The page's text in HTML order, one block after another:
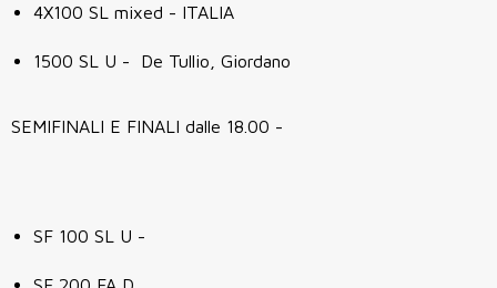
4X100 SL mixed - ITALIA
1500 SL U - De Tullio, Giordano
SEMIFINALI E FINALI dalle 18.00 -
SF 100 SL U -